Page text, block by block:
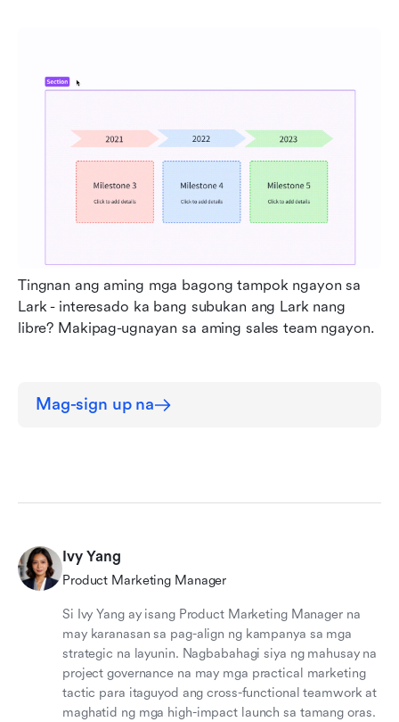
Tingnan ang aming mga bagong tampok ngayon sa
Lark - interesado ka bang subukan ang Lark nang
libre? Makipag-ugnayan sa aming sales team ngayon.
Mag-sign up na
Ivy Yang
Product Marketing Manager
Si Ivy Yang ay isang Product Marketing Manager na
may karanasan sa pag-align ng kampanya sa mga
strategic na layunin. Nagbabahagi siya ng mahusay na
project governance na may mga practical marketing
tactic para itaguyod ang cross-functional teamwork at
maghatid ng mga high-impact launch sa tamang oras.